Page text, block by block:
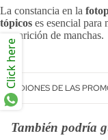
La constancia en la
tópicos es esencial para
reaparición de manchas.
CONDIONES DE LAS
También podría
Click here